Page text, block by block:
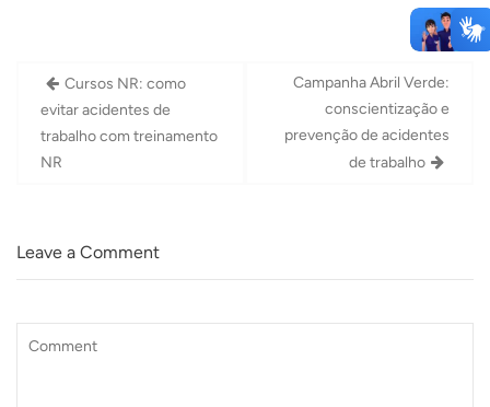
Navegação
de
Post
Cursos NR: como
evitar acidentes de
trabalho com treinamento
NR
Campanha Abril Verde:
conscientização e
prevenção de acidentes
de trabalho
Leave a Comment